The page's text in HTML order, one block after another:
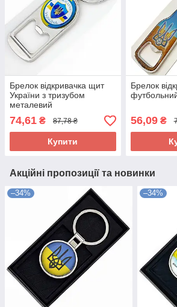
Брелок відкривачка щит
України з тризубом
металевий
74,61 ₴ 87,78 ₴
Купити
Брелок
56,09₴
Акційні пропозиції та новинки
–34% –34%